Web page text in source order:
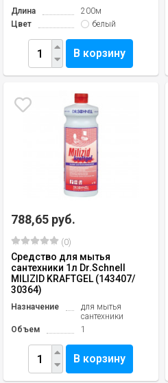
Длина
200м
Цвет
белый
В корзину
788,65 руб.
(0)
Средство для мытья
сантехники 1л Dr.Schnell
MILIZID KRAFTGEL (143407/
30364)
Назначение
для мытья
сантехники
Объем
1
В корзину